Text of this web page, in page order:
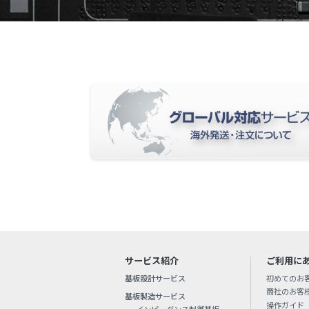
サービス紹介
基板設計サービス
基板製造サービス
ご利用に
初めてのお
商社のお客
操作ガイド